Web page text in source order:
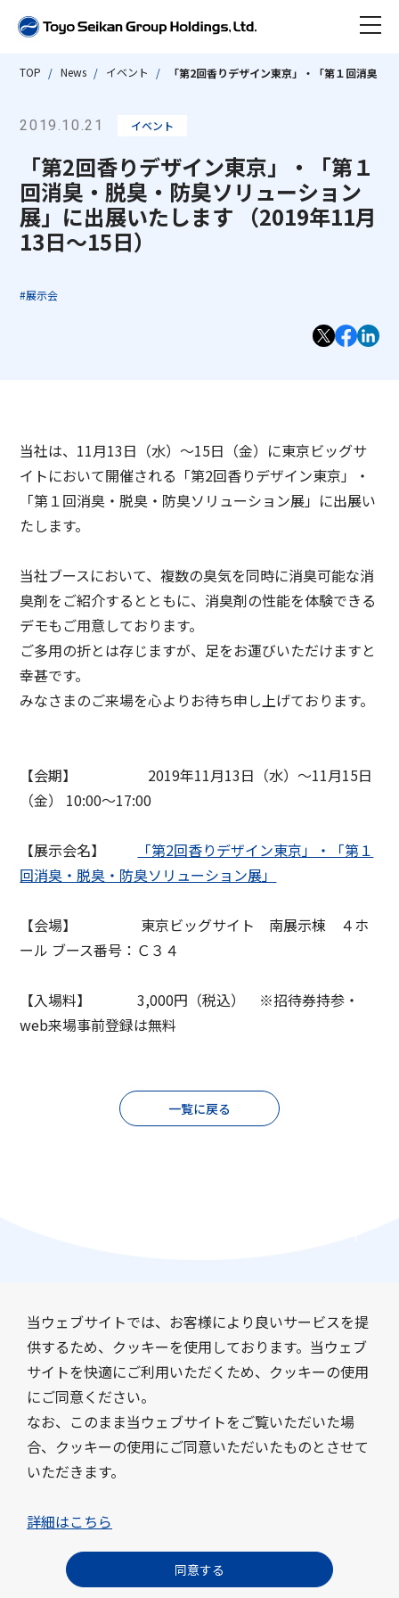
ニュース
東洋製罐グループとは
数字で見る東洋製罐グループ
東洋製罐グループ早わかり
会社情報
会社情報 TOP
代表取締役社長ごあいさつ
DX
東洋製罐グループの企業理念体系
事業紹介
事業紹介 TOP
事業概要
技術・開発
品質保証体制
製品・サービスの受賞実績
容器包装のユニバーサルデザイン
サステナビリティ
東洋製罐グループのサステナビリティ経営
東洋製罐グループのマテリアリティ（重要課題）
「Open Up! Products & Services」
統合報告書
サステナビリティ関連データ・第三者保証
サステナブルファイナンス
Social
IRニュース
経営方針
株式関連情報
IRカレンダー
ニュースメール配信登録
コーポレート・ガバナンス
コーポレート・ガバナンス報告書
お問い合わせ
English
TOP News イベント 「第2回香りデザイン東京」・「第１回消臭
2019.10.21 イベント
「第2回香りデザイン東京」・「第１
回消臭・脱臭・防臭ソリューション
展」に出展いたします （2019年11月
13日～15日）
#展示会
当社は、11月13日（水）～15日（金）に東京ビッグサ
イトにおいて開催される「第2回香りデザイン東京」・
「第１回消臭・脱臭・防臭ソリューション展」に出展い
たします。
当社ブースにおいて、複数の臭気を同時に消臭可能な消
臭剤をご紹介するとともに、消臭剤の性能を体験できる
デモもご用意しております。
ご多用の折とは存じますが、足をお運びいただけますと
幸甚です。
みなさまのご来場を心よりお待ち申し上げております。
【会期】 2019年11月13日（水）～11月15日
（金） 10:00～17:00
【展示会名】
「第2回香りデザイン東京」・「第１
回消臭・脱臭・防臭ソリューション展」
【会場】 東京ビッグサイト 南展示棟 ４ホ
ール ブース番号：Ｃ３４
【入場料】 3,000円（税込） ※招待券持参・
web来場事前登録は無料
一覧に戻る
会社情報
事業紹介
サステナビリティ
採用情報
ニュース
お問い合わせ
サイトマップ
© Toyo Seikan Group Holdings, Ltd. All Rights Reserved.
当ウェブサイトでは、お客様により良いサービスを提
供するため、クッキーを使用しております。当ウェブ
サイトを快適にご利用いただくため、クッキーの使用
にご同意ください。
なお、このまま当ウェブサイトをご覧いただいた場
合、クッキーの使用にご同意いただいたものとさせて
いただきます。
詳細はこちら
同意する